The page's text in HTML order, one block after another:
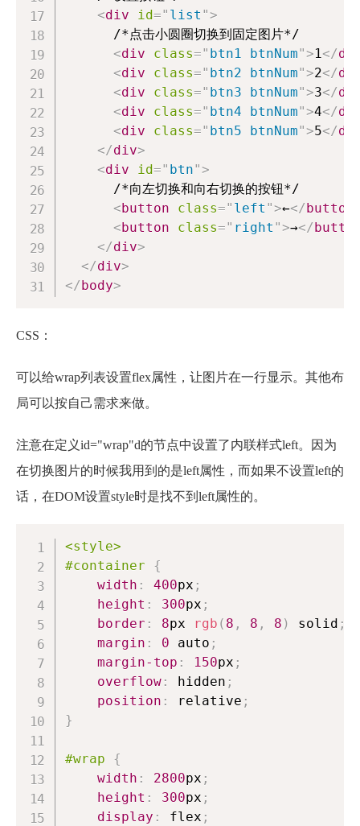
<div id=" list ">
      /*点击小圆圈切换到固定图片*/
<div class=" btn1 btnNum">1 </
<div class=" btn2 btnNum">2</
<div class=" btn3 btnNum">3</
<div class=" btn4 btnNum">4</
<div class=" btn5 btnNum">5</
</div>
<div id=" btn">
      /*向左切换和向右切换的按钮*/
<button class=" left ">←</button
<button class=" right ">→</
</div>
</div>
</body>
CSS：
可以给wrap列表设置flex属性，让图片在一行显示。其他布
局可以按自己需求来做。
注意在定义id="wrap"d的节点中设置了内联样式left。因为
在切换图片的时候我用到的是left属性，而如果不设置left的
话，在DOM设置style时是找不到left属性的。
<style>
#container
{
width : 400px ;
height : 300px ;
border : 8px rgb ( 8 , 8 , 8 ) solid ;
margin : 0 auto ;
margin-top : 150px ;
overflow: hidden ;
position : relative ;
}
#wrap
{
width : 2800px ;
height : 300px ;
display : flex ;